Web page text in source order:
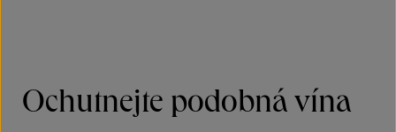
Ochutnejte podobná vína